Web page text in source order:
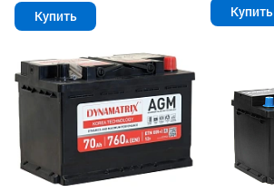
Купить Купить